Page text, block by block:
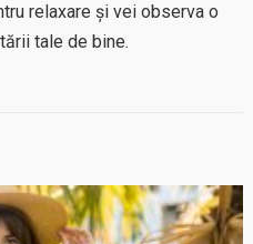
relaxare și vei observa o
tale de bine.